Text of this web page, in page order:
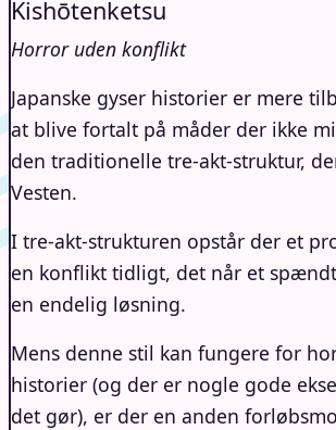
Kishōtenketsu
Horror uden konflikt
Japanske gyser historier er mere
at blive fortalt på måder der ikke
den traditionelle tre-akt-struktur,
Vesten.
I tre-akt-strukturen opstår der et
en konflikt tidligt, det når et
en endelig løsning.
Mens denne stil kan fungere for
historier (og der er nogle gode
det gør), er der en anden